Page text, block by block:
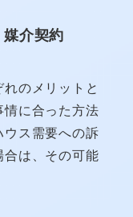
介契約
のメリットと
に合った方法
ウス需要への訴
は、その可能